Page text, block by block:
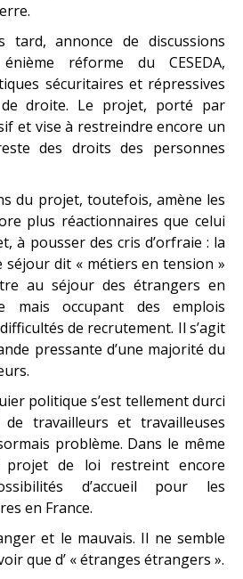
tard, annonce de discussions
réforme du CESEDA,
sécuritaires et répressives
droite. Le projet, porté par
et vise à restreindre encore un
des droits des personnes
du projet, toutefois, amène les
plus réactionnaires que celui
à pousser des cris d’orfraie : la
séjour dit « métiers en tension »
au séjour des étrangers en
mais occupant des emplois
de recrutement. Il s’agit
pressante d’une majorité du
politique s’est tellement durci
de travailleurs et travailleuses
problème. Dans le même
de loi restreint encore
d’accueil pour les
en France.
et le mauvais. Il ne semble
que d’ « étranges étrangers ».